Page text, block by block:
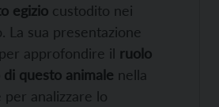
egizio custodito nei
La sua presentazione
approfondire il ruolo
questo animale nella
analizzare lo